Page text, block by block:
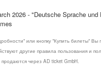
2026 - "Deutsche Sprache
или кнопку "Купить билеты" Вы
другие правила пользования и
через AD ticket GmbH.